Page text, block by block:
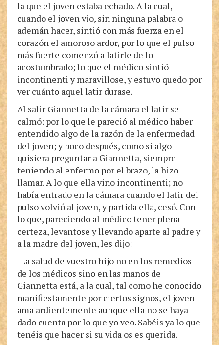
la que el joven estaba echado. A la cual,
cuando el joven vio, sin ninguna palabra o
ademán hacer, sintió con más fuerza en el
corazón el amoroso ardor, por lo que el pulso
más fuerte comenzó a latirle de lo
acostumbrado; lo que el médico sintió
incontinenti y maravillose, y estuvo quedo por
ver cuánto aquel latir durase.
Al salir Giannetta de la cámara el latir se
calmó: por lo que le pareció al médico haber
entendido algo de la razón de la enfermedad
del joven; y poco después, como si algo
quisiera preguntar a Giannetta, siempre
teniendo al enfermo por el brazo, la hizo
llamar. A lo que ella vino incontinenti; no
había entrado en la cámara cuando el latir del
pulso volvió al joven, y partida ella, cesó. Con
lo que, pareciendo al médico tener plena
certeza, levantose y llevando aparte al padre y
a la madre del joven, les dijo:
-La salud de vuestro hijo no en los remedios
de los médicos sino en las manos de
Giannetta está, a la cual, tal como he conocido
manifiestamente por ciertos signos, el joven
ama ardientemente aunque ella no se haya
dado cuenta por lo que yo veo. Sabéis ya lo que
tenéis que hacer si su vida os es querida.